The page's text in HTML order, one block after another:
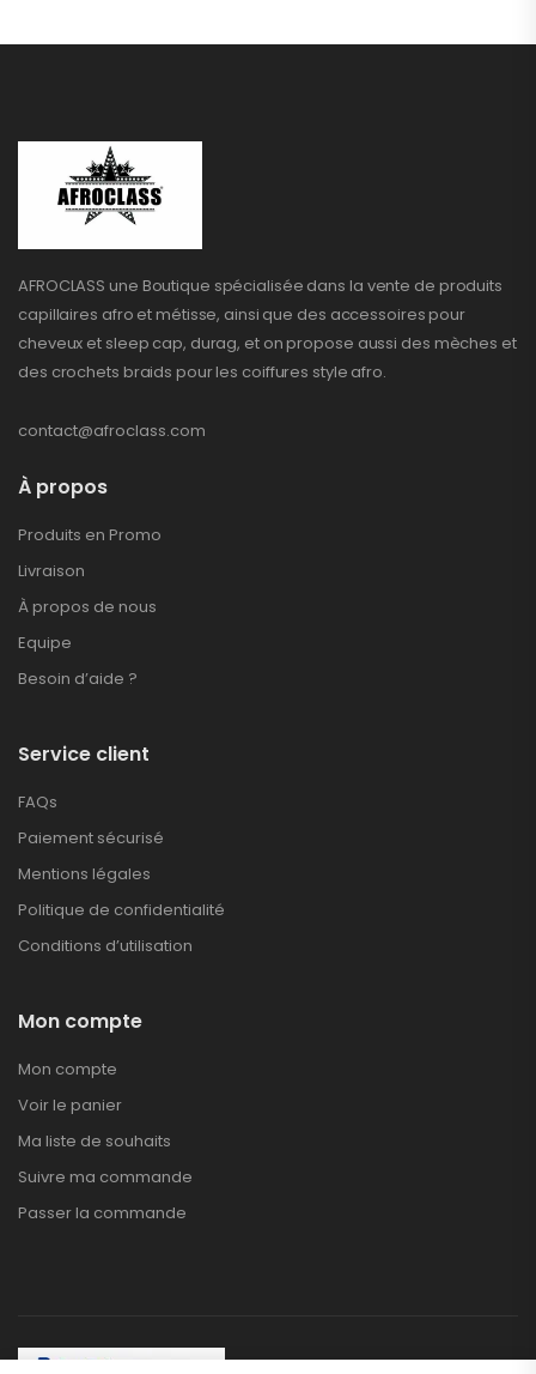
AFROCLASS une Boutique spécialisée dans la vente de produits
capillaires afro et métisse, ainsi que des accessoires pour
cheveux et sleep cap, durag, et on propose aussi des mèches et
des crochets braids pour les coiffures style afro.
contact@afroclass.com
À propos
Produits en Promo
Livraison
À propos de nous
Equipe
Besoin d’aide ?
Service client
FAQs
Paiement sécurisé
Mentions légales
Politique de confidentialité
Conditions d’utilisation
Mon compte
Mon compte
Voir le panier
Ma liste de souhaits
Suivre ma commande
Passer la commande